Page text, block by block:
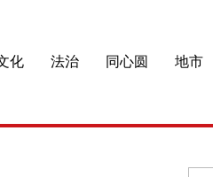
化 法治 同心圆 地市